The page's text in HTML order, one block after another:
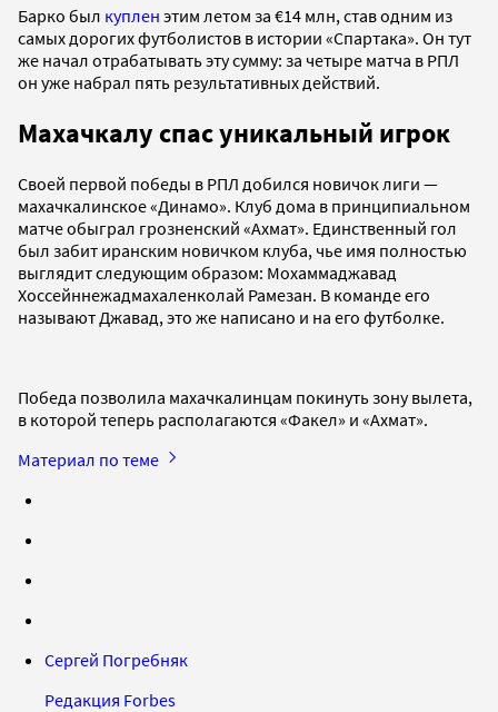
Барко был куплен этим летом за €14 млн, став одним из
самых дорогих футболистов в истории «Спартака». Он тут
же начал отрабатывать эту сумму: за четыре матча в РПЛ
он уже набрал пять результативных действий.
Махачкалу спас уникальный игрок
Своей первой победы в РПЛ добился новичок лиги —
махачкалинское «Динамо». Клуб дома в принципиальном
матче обыграл грозненский «Ахмат». Единственный гол
был забит иранским новичком клуба, чье имя полностью
выглядит следующим образом: Мохаммаджавад
Хоссейннежадмахаленколай Рамезан. В команде его
называют Джавад, это же написано и на его футболке.
Победа позволила махачкалинцам покинуть зону вылета,
в которой теперь располагаются «Факел» и «Ахмат».
Материал по теме
Сергей Погребняк
Редакция Forbes